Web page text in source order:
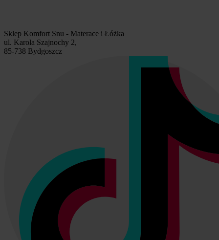
Sklep Komfort Snu - Materace i Łóżka
ul. Karola Szajnochy 2,
85-738 Bydgoszcz